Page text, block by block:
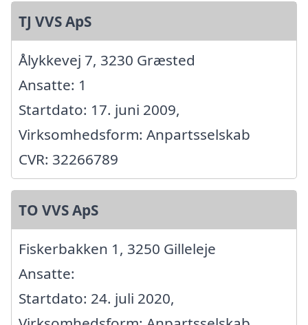
TJ VVS ApS
Ålykkevej 7, 3230 Græsted
Ansatte: 1
Startdato: 17. juni 2009,
Virksomhedsform: Anpartsselskab
CVR: 32266789
TO VVS ApS
Fiskerbakken 1, 3250 Gilleleje
Ansatte:
Startdato: 24. juli 2020,